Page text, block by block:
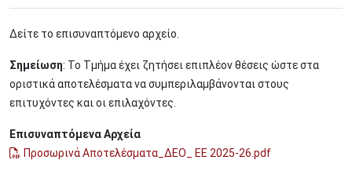
Δείτε το επισυναπτόμενο αρχείο.
Σημείωση: Το Τμήμα έχει ζητήσει επιπλέον θέσεις ώστε στα
οριστικά αποτελέσματα να συμπεριλαμβάνονται στους
επιτυχόντες και οι επιλαχόντες.
Επισυναπτόμενα Αρχεία
Προσωρινά Αποτελέσματα_ΔΕΟ_ ΕΕ 2025-26.pdf